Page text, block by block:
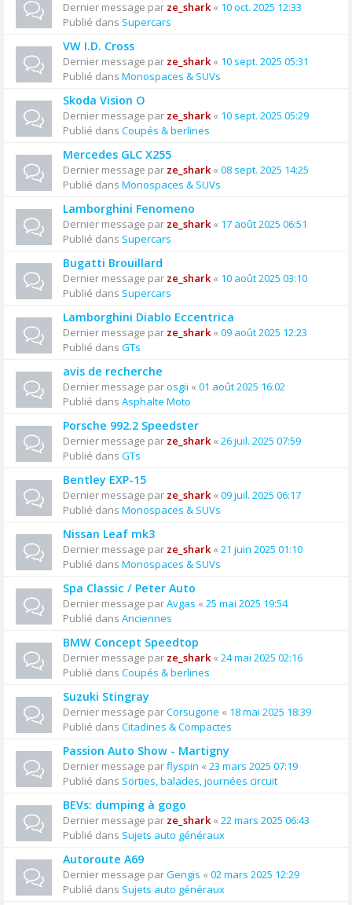
Dernier message par ze_shark« 10 oct. 2025 12:33
Publié dans Supercars
VW I.D. Cross
Dernier message par ze_shark« 10 sept. 2025 05:31
Publié dans Monospaces & SUVs
Skoda Vision O
Dernier message par ze_shark« 10 sept. 2025 05:29
Publié dans Coupés & berlines
Mercedes GLC X255
Dernier message par ze_shark« 08 sept. 2025 14:25
Publié dans Monospaces & SUVs
Lamborghini Fenomeno
Dernier message par ze_shark« 17 août 2025 06:51
Publié dans Supercars
Bugatti Brouillard
Dernier message par ze_shark« 10 août 2025 03:10
Publié dans Supercars
Lamborghini Diablo Eccentrica
Dernier message par ze_shark« 09 août 2025 12:23
Publié dans GTs
avis de recherche
Dernier message parosgii « 01 août 2025 16:02
Publié dans Asphalte Moto
Porsche 992.2 Speedster
Dernier message par ze_shark« 26 juil. 2025 07:59
Publié dans GTs
Bentley EXP-15
Dernier message par ze_shark« 09 juil. 2025 06:17
Publié dans Monospaces & SUVs
Nissan Leaf mk3
Dernier message par ze_shark« 21 juin 2025 01:10
Publié dans Monospaces & SUVs
Spa Classic / Peter Auto
Dernier message parAvgas « 25 mai 2025 19:54
Publié dans Anciennes
BMW Concept Speedtop
Dernier message par ze_shark« 24 mai 2025 02:16
Publié dans Coupés & berlines
Suzuki Stingray
Dernier message parCorsugone « 18 mai 2025 18:39
Publié dans Citadines & Compactes
Passion Auto Show - Martigny
Dernier message parflyspin « 23 mars 2025 07:19
Publié dans Sorties, balades, journées circuit
BEVs: dumping à gogo
Dernier message par ze_shark« 22 mars 2025 06:43
Publié dans Sujets auto généraux
Autoroute A69
Dernier message parGengis « 02 mars 2025 12:29
Publié dans Sujets auto généraux